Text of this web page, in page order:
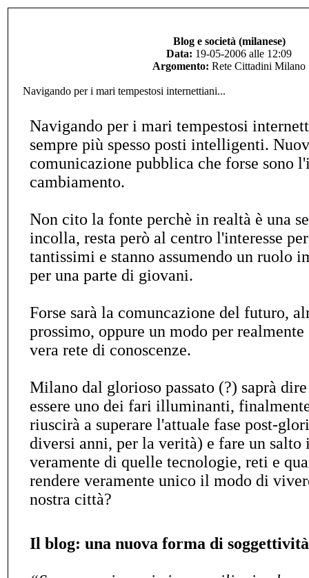
Blog e società (milanese)
Data: 19-05-2006 alle 12:09
Argomento: Rete Cittadini Milano
Navigando per i mari tempestosi internettiani...
Navigando per i mari tempestosi
sempre più spesso posti intelligenti.
comunicazione pubblica che forse sono
cambiamento.
Non cito la fonte perchè in realtà è una
incolla, resta però al centro l'interesse
tantissimi e stanno assumendo un ruolo
per una parte di giovani.
Forse sarà la comuncazione del futuro,
prossimo, oppure un modo per
vera rete di conoscenze.
Milano dal glorioso passato (?) saprà dire
essere uno dei fari illuminanti,
riuscirà a superare l'attuale fase post-
diversi anni, per la verità) e fare un salto
veramente di quelle tecnologie, reti e
rendere veramente unico il modo di
nostra città?
Il blog: una nuova forma di soggettività